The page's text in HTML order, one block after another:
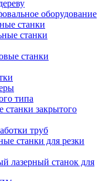
оборудование
станки
станки
станки
типа
закрытого
труб
станки для резки
лазерный станок для